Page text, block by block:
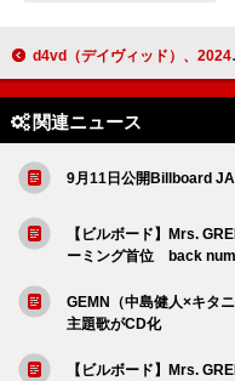
d4vd（デイヴィッド）、2024年11月に来日公演が決定
関連ニュース
9月11日公開Billboard
【ビルボード】Mrs.
ーミング首位 back
GEMN（中島健人×キタ
主題歌がCD化
【ビルボード】Mrs.